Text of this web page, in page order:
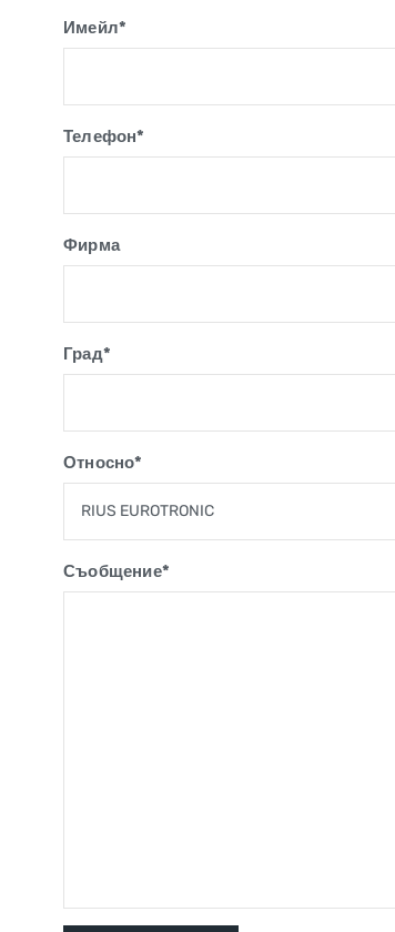
Имейл*
Телефон*
Фирма
Град*
Относно*
Съобщение*